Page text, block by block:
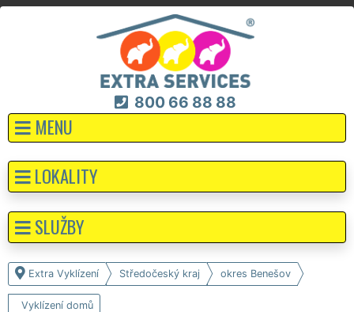
800 66 88 88
MENU
Extra Vyklízení Středočeský kraj okres Benešov
Vyklízení domů
LOKALITY
SLUŽBY